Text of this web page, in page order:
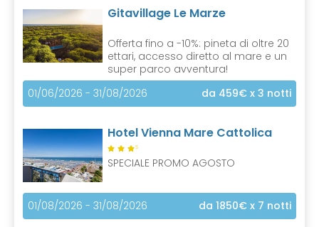
Gitavillage Le Marze
Offerta fino a -10%: pineta di oltre 20
ettari, accesso diretto al mare e un
super parco avventura!
01/06/2026 - 31/08/2026
da 459€ x 3 notti
Hotel Vienna Mare Cattolica
S
SPECIALE PROMO AGOSTO
01/08/2026 - 31/08/2026 da 1850€ x 7 notti